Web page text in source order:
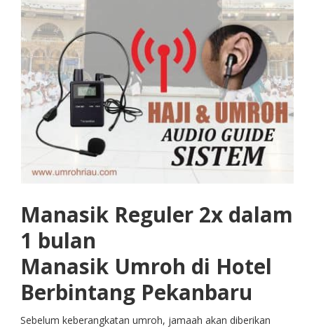
Manasik Reguler 2x dalam
1 bulan
Manasik Umroh di Hotel
Berbintang Pekanbaru
Sebelum keberangkatan umroh, jamaah akan diberikan